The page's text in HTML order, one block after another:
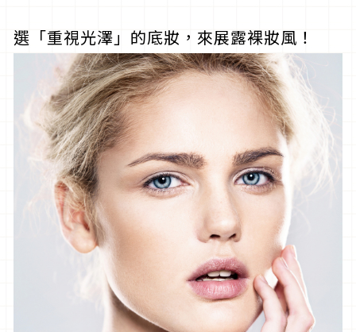
選「重視光澤」的底妝，來展露裸妝風！